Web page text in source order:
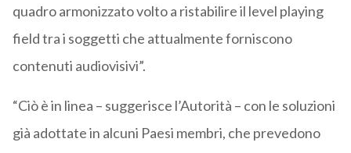
quadro armonizzato volto a ristabilire il level playing
field tra i soggetti che attualmente forniscono
contenuti audiovisivi”.
“Ciò è in linea – suggerisce l’Autorità – con le soluzioni
già adottate in alcuni Paesi membri, che prevedono